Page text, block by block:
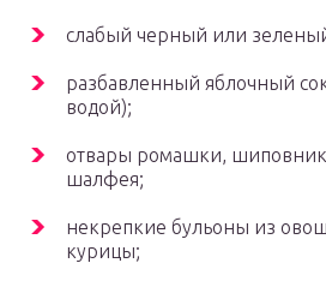
слабый черный или
разбавленный яблочный
водой);
отвары ромашки,
шалфея;
некрепкие бульоны из
курицы;